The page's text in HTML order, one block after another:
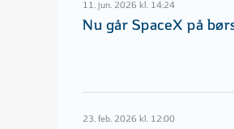
11. jun. 2026 kl. 14:24
Nu går SpaceX på
23. feb. 2026 kl. 12:00